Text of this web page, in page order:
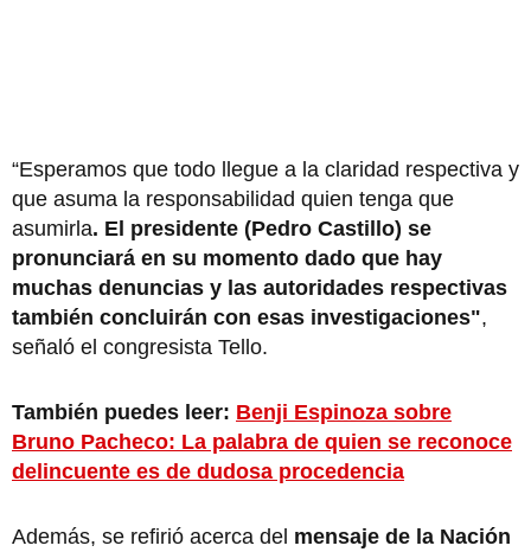
“Esperamos que todo llegue a la claridad respectiva y
que asuma la responsabilidad quien tenga que
asumirla. El presidente (Pedro Castillo) se
pronunciará en su momento dado que hay
muchas denuncias y las autoridades respectivas
también concluirán con esas investigaciones",
señaló el congresista Tello.
También puedes leer: Benji Espinoza sobre
Bruno Pacheco: La palabra de quien se reconoce
delincuente es de dudosa procedencia
Además, se refirió acerca del mensaje de la Nación